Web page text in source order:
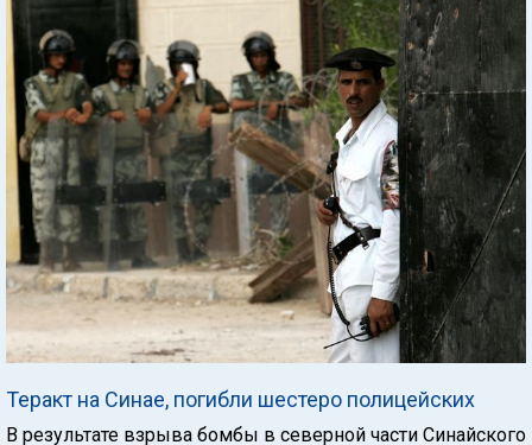
Теракт на Синае, погибли шестеро полицейских
В результате взрыва бомбы в северной части Синайского